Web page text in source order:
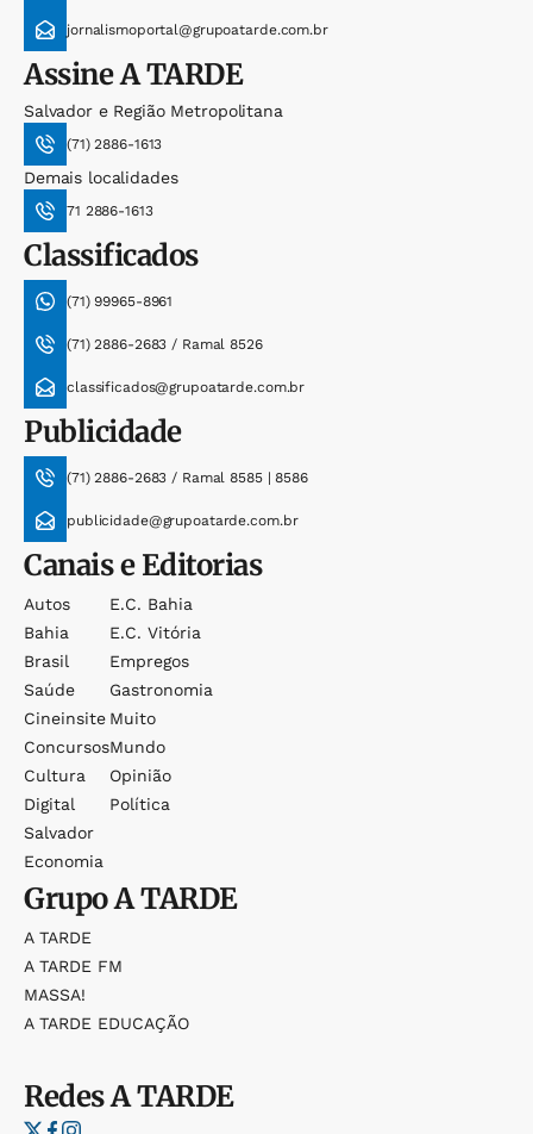
jornalismoportal@grupoatarde.com.br
AssineA TARDE
Salvador e Região Metropolitana
(71) 2886-1613
Demais localidades
71 2886-1613
Classificados
(71) 99965-8961
(71) 2886-2683 / Ramal 8526
classificados@grupoatarde.com.br
Publicidade
(71) 2886-2683 / Ramal 8585 | 8586
publicidade@grupoatarde.com.br
Canais e Editorias
Autos
Bahia
Brasil
Saúde
Cineinsite
Concursos
Cultura
Digital
Salvador
Economia
E.c. Bahia
E.c. Vitória
Empregos
Gastronomia
Muito
Mundo
Opinião
Política
GrupoA TARDE
A TARDE
A TARDE FM
MASSA!
A TARDE EDUCAÇÃO
RedesA TARDE